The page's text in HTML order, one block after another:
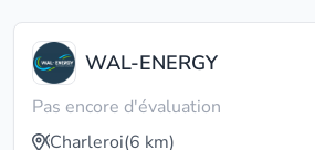
WAL-ENERGY
Pas encore d'évaluation
Charleroi(6 km)